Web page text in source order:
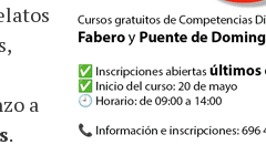
a
.